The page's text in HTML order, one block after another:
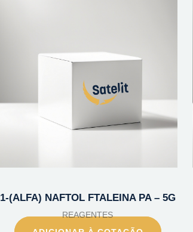
1-(ALFA) NAFTOL FTALEINA PA – 5G
REAGENTES